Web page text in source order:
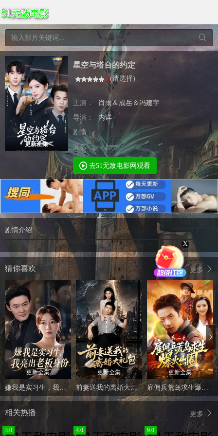
更新全集
星空与塔台的约定
0(请选择)
主演：
肖雨＆成岳＆冯建宇
导演：
内详
剧情：
又名：
去51无敌电影网观看
剧情介绍
更多
猜你喜欢
更新全集
嫌我是实习生，我亮出老板身份
更新全集
前妻送我的离婚大礼包
更新全集
雇佣兵荒岛求生爆火出圈第二季
更多
相关热播
3.0 4.0 9.0
X